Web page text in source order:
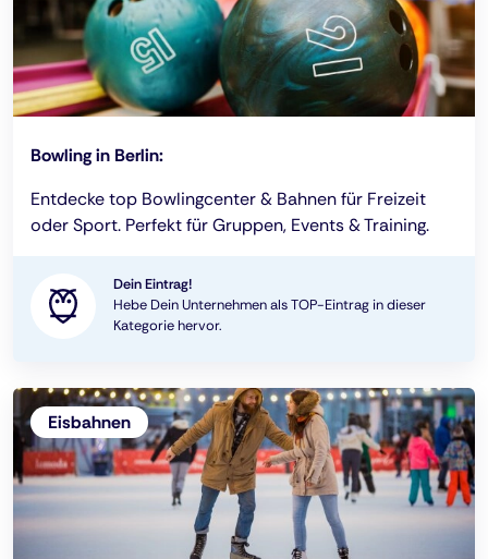
Bowling in Berlin:
Entdecke top Bowlingcenter & Bahnen für Freizeit
oder Sport. Perfekt für Gruppen, Events & Training.
Dein Eintrag!
Hebe Dein Unternehmen als TOP-Eintrag in dieser
Kategorie hervor.
Eisbahnen